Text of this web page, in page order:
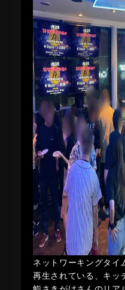
ネットワーキングタ
再生されている、キッ